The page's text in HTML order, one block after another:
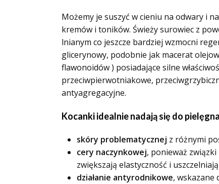
Możemy je suszyć w cieniu na odwary i
kremów i toników. Świeży surowiec z
lnianym co jeszcze bardziej wzmocni
glicerynowy, podobnie jak macerat
flawonoidów ) posiadające silne
przeciwpierwotniakowe,
antyagregacyjne.
Kocanki idealnie nadają się do
skóry problematycznej z różnymi
cery naczynkowej, ponieważ
zwiększają elastyczność i
działanie antyrodnikowe, wskazane